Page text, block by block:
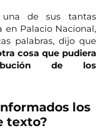
de sus tantas
en Palacio Nacional,
palabras, dijo que
cosa que pudiera
de los
los
texto?